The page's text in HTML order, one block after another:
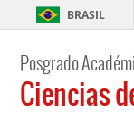
BRASIL
Posgrado
Ciencias